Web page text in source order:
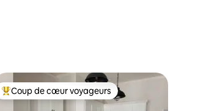
Coup de cœur voyageurs parmi les plus aimés
Coup de cœur voyageurs